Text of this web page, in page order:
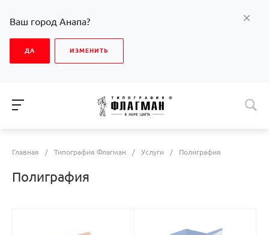
Ваш город Анапа?
ДА ИЗМЕНИТЬ
Главная / Типография Флагман / Услуги / Полиграфия
Полиграфия